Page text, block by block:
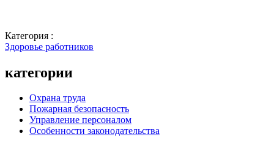
Категория :
Здоровье работников
категории
Охрана труда
Пожарная безопасность
Управление персоналом
Особенности законодательства